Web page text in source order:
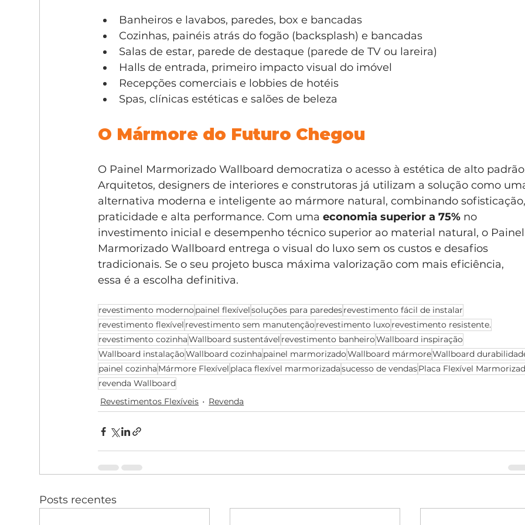
Banheiros e lavabos, paredes, box e bancadas
Cozinhas, painéis atrás do fogão (backsplash) e bancadas
Salas de estar, parede de destaque (parede de TV ou lareira)
Halls de entrada, primeiro impacto visual do imóvel
Recepções comerciais e lobbies de hotéis
Spas, clínicas estéticas e salões de beleza
O Mármore do Futuro Chegou
O Painel Marmorizado Wallboard democratiza o acesso à estética de alto
Arquitetos, designers de interiores e construtoras já utilizam a solução como
alternativa moderna e inteligente ao mármore natural, combinando sofisticação,
praticidade e alta performance. Com uma economia superior a 75% no
investimento inicial e desempenho técnico superior ao material natural, o Painel
Marmorizado Wallboard entrega o visual do luxo sem os custos e desafios
tradicionais. Se o seu projeto busca máxima valorização com mais eficiência,
essa é a escolha definitiva.
revestimento moderno painel flexívelsoluções para paredesrevestimento fácil de instalar
revestimento flexível revestimento sem manutenção revestimento luxo revestimento resistente.
revestimento cozinhaWallboard sustentável revestimento banheiroWallboard inspiração
Wallboard instalaçãoWallboard cozinha painel marmorizadoWallboard mármoreWallboard
painel cozinha Mármore Flexível placa flexível marmorizadasucesso de vendasPlaca Flexível
revenda Wallboard
Revestimentos Flexíveis
Revenda
Posts recentes